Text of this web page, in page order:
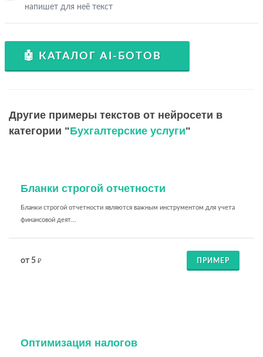
напишет для неё текст
🤖 КАТАЛОГ AI-БОТОВ
Другие примеры текстов от нейросети в
категории "Бухгалтерские услуги"
Бланки строгой отчетности
Бланки строгой отчетности являются важным инструментом для учета
финансовой деят...
от 5 ₽ ПРИМЕР
Оптимизация налогов